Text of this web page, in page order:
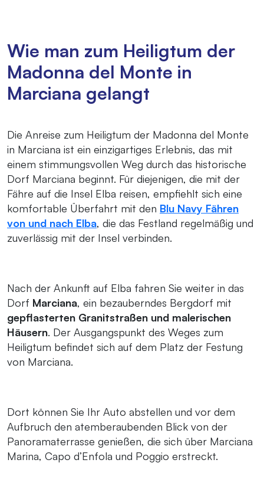
Wie man zum Heiligtum der
Madonna del Monte in
Marciana gelangt
Die Anreise zum Heiligtum der Madonna del Monte
in Marciana ist ein einzigartiges Erlebnis, das mit
einem stimmungsvollen Weg durch das historische
Dorf Marciana beginnt. Für diejenigen, die mit der
Fähre auf die Insel Elba reisen, empfiehlt sich eine
komfortable Überfahrt mit den Blu Navy Fähren
von und nach Elba, die das Festland regelmäßig und
zuverlässig mit der Insel verbinden.
Nach der Ankunft auf Elba fahren Sie weiter in das
Dorf Marciana, ein bezauberndes Bergdorf mit
gepflasterten Granitstraßen und malerischen
Häusern. Der Ausgangspunkt des Weges zum
Heiligtum befindet sich auf dem Platz der Festung
von Marciana.
Dort können Sie Ihr Auto abstellen und vor dem
Aufbruch den atemberaubenden Blick von der
Panoramaterrasse genießen, die sich über Marciana
Marina, Capo d’Enfola und Poggio erstreckt.